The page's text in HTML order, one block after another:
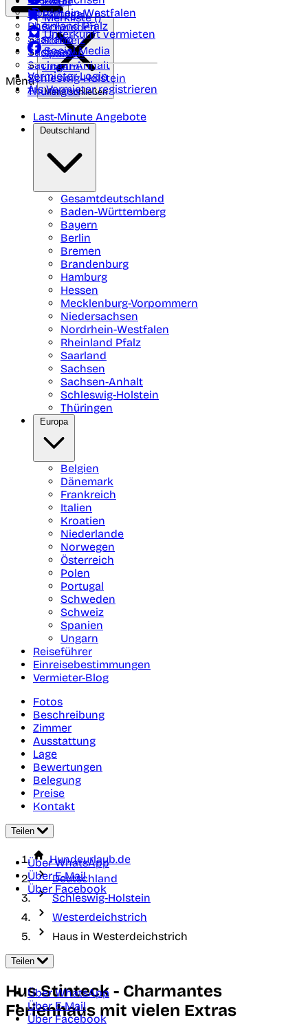
Nordrhein-Westfalen
Rheinland Pfalz
Saarland
Sachsen
Sachsen-Anhalt
Schleswig-Holstein
Thüringen
Portugal
Schweden
Schweiz
Spanien
Ungarn
Merkliste ()
Unterkunft vermieten
Social Media
Vermieter-Login
Als Vermieter registrieren
Menü
Menü schließen
Last-Minute Angebote
Deutschland
Gesamtdeutschland
Baden-Württemberg
Bayern
Berlin
Bremen
Brandenburg
Hamburg
Hessen
Mecklenburg-Vorpommern
Niedersachsen
Nordrhein-Westfalen
Rheinland Pfalz
Saarland
Sachsen
Sachsen-Anhalt
Schleswig-Holstein
Thüringen
Europa
Belgien
Dänemark
Frankreich
Italien
Kroatien
Niederlande
Norwegen
Österreich
Polen
Portugal
Schweden
Schweiz
Spanien
Ungarn
Reiseführer
Einreisebestimmungen
Vermieter-Blog
Fotos
Beschreibung
Zimmer
Ausstattung
Lage
Bewertungen
Belegung
Preise
Kontakt
Teilen
Über WhatsApp
Über E-Mail
Über Facebook
Hundeurlaub.de
Deutschland
Schleswig-Holstein
Westerdeichstrich
Haus in Westerdeichstrich
Teilen
Über WhatsApp
Über E-Mail
Über Facebook
Hus Stinteck - Charmantes
Ferienhaus mit vielen Extras